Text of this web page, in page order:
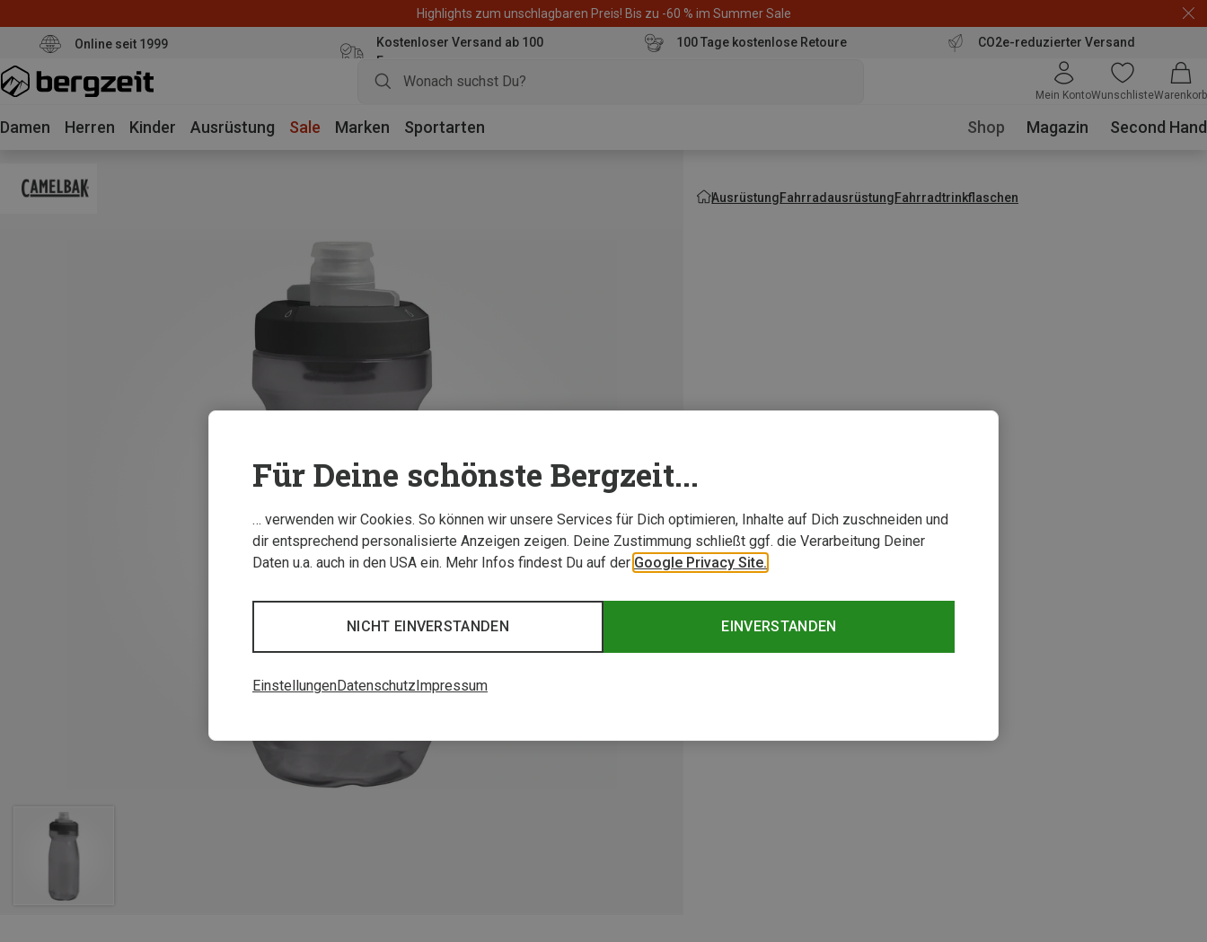
Highlights zum unschlagbaren Preis! Bis zu -60 % im Summer Sale
Online seit 1999
Kostenloser Versand ab 100
Euro
100 Tage kostenlose Retoure CO2e-reduzierter Versand
Mein KontoWunschlisteWarenkorb
Damen Herren Kinder Ausrüstung Sale Marken Sportarten Shop Magazin Second Hand
AusrüstungFahrradausrüstungFahrradtrinkflaschen
Für Deine schönste Bergzeit...
… verwenden wir Cookies. So können wir unsere Services für Dich optimieren, Inhalte auf Dich zuschneiden und
dir entsprechend personalisierte Anzeigen zeigen. Deine Zustimmung schließt ggf. die Verarbeitung Deiner
Daten u.a. auch in den USA ein. Mehr Infos findest Du auf der Google Privacy Site.
EINVERSTANDEN
NICHT EINVERSTANDEN
EinstellungenDatenschutz Impressum